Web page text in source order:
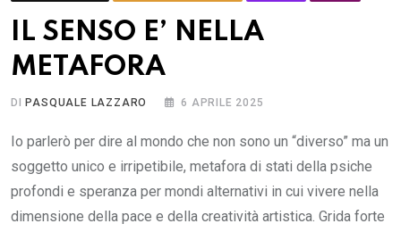
IL SENSO E’ NELLA
METAFORA
DI PASQUALE LAZZARO 6 APRILE 2025
Io parlerò per dire al mondo che non sono un “diverso” ma un
soggetto unico e irripetibile, metafora di stati della psiche
profondi e speranza per mondi alternativi in cui vivere nella
dimensione della pace e della creatività artistica. Grida forte